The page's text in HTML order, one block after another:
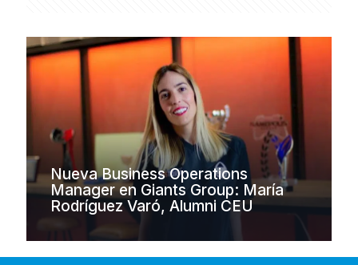
Nueva Business Operations
Manager en Giants Group: María
Rodríguez Varó, Alumni CEU